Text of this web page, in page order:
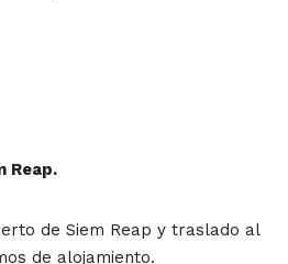
Reap.
de Siem Reap y traslado al
de alojamiento.